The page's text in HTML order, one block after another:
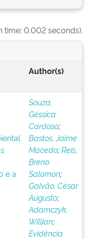
time: 0.002 seconds).
Author(s)
e a
Souza,
Géssica
Cardoso;
Bastos, Jaime
Macedo;Reis,
Breno
Salomon;
Galvão, César
Augusto;
Adamczyk,
Willian;
Evidência